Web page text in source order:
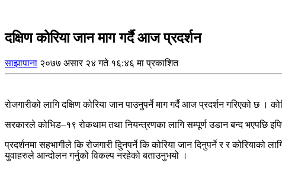
दक्षिण कोरिया जान माग गर्दै आज प्रदर्शन
साझापाना २०७७ असार २४ गते १६:४६ मा प्रकाशित
रोजगारीको लागि दक्षिण कोरिया जान पाउनुपर्ने माग गर्दै आज प्रदर्शन गरिएको छ ।
सरकारले कोभिड–१९ रोकथाम तथा नियन्त्रणका लागि सम्पूर्ण उडान बन्द भएपछि
प्रदर्शनमा सहभागीले कि रोजगारी दिुनपर्ने कि कोरिया जान दिनुपर्ने र र कोरियाको
युवाहरुले आन्दोलन गर्नुको विकल्प नरहेको बताउनुभयो ।